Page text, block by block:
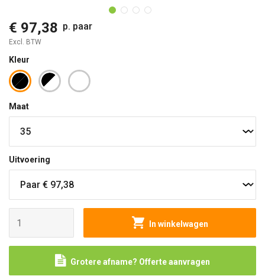
€ 97,38 p. paar
Excl. BTW
Kleur
Maat
Uitvoering
In winkelwagen
Grotere afname? Offerte aanvragen